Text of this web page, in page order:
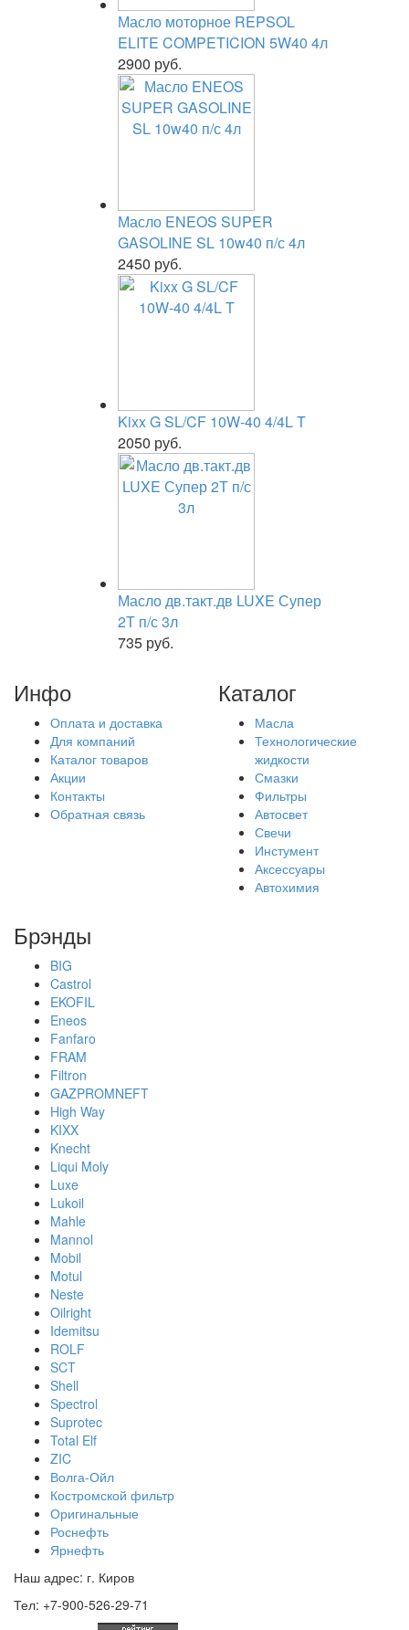
Масло моторное REPSOL
ELITE COMPETICION 5W40 4л
2900 руб.
Масло ENEOS SUPER
GASOLINE SL 10w40 п/с 4л
2450 руб.
Kixx G SL/CF 10W-40 4/4L T
2050 руб.
Масло дв.такт.дв LUXE Супер
2Т п/с 3л
735 руб.
Инфо
Оплата и доставка
Для компаний
Каталог товаров
Акции
Контакты
Обратная связь
Каталог
Масла
Технологические
жидкости
Смазки
Фильтры
Автосвет
Свечи
Инстумент
Аксессуары
Автохимия
Брэнды
BIG
Castrol
EKOFIL
Eneos
Fanfaro
FRAM
Filtron
GAZPROMNEFT
High Way
KIXX
Knecht
Liqui Moly
Luxe
Lukoil
Mahle
Mannol
Mobil
Motul
Neste
Oilright
Idemitsu
ROLF
SCT
Shell
Spectrol
Suprotec
Total Elf
ZIC
Волга-Ойл
Костромской фильтр
Оригинальные
Роснефть
Ярнефть
Наш адрес: г. Киров
Тел: +7-900-526-29-71